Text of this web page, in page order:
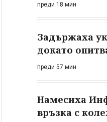
преди 18 мин
Задържаха
докато
преди 57 мин
Намесиха
връзка с